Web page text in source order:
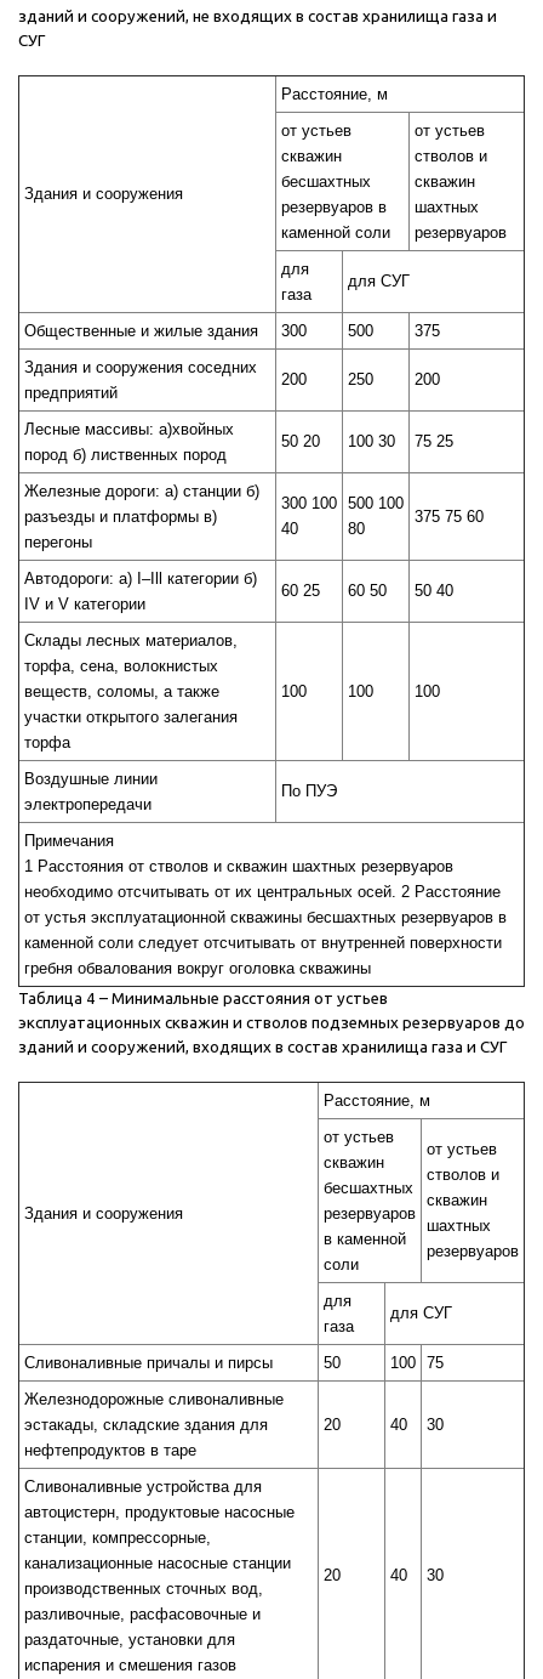
зданий и сооружений, не входящих в состав хранилища газа и
СУГ
Здания и сооружения
Расстояние, м
от устьев
скважин
бесшахтных
резервуаров в
каменной соли
от устьев
стволов и
скважин
шахтных
резервуаров
для
газа
для СУГ
Общественные и жилые здания 300 500
375
Здания и сооружения соседних
предприятий
200 250 200
Лесные массивы: а)хвойных
пород б) лиственных пород
50 20 100 30 75 25
Железные дороги: а) станции б)
разъезды и платформы в)
перегоны
300 100
40
500 100
80
375 75 60
Автодороги: a) I–Ill категории б)
IV и V категории
60 25 60 50 50 40
Склады лесных материалов,
торфа, сена, волокнистых
веществ, соломы, а также
участки открытого залегания
торфа
100 100 100
Воздушные линии
электропередачи
По ПУЭ
Примечания
1 Расстояния от стволов и скважин шахтных резервуаров
необходимо отсчитывать от их центральных осей. 2 Расстояние
от устья эксплуатационной скважины бесшахтных резервуаров в
каменной соли следует отсчитывать от внутренней поверхности
гребня обвалования вокруг оголовка скважины
Таблица 4 – Минимальные расстояния от устьев
эксплуатационных скважин и стволов подземных резервуаров до
зданий и сооружений, входящих в состав хранилища газа и СУГ
Здания и сооружения
Расстояние, м
от устьев
скважин
бесшахтных
резервуаров
в каменной
соли
от устьев
стволов и
скважин
шахтных
резервуаров
для
газа
для СУГ
Сливоналивные причалы и пирсы 50 100 75
Железнодорожные сливоналивные
эстакады, складские здания для
нефтепродуктов в таре
20 40 30
Сливоналивные устройства для
автоцистерн, продуктовые насосные
станции, компрессорные,
канализационные насосные станции
производственных сточных вод,
разливочные, расфасовочные и
раздаточные, установки для
испарения и смешения газов
20 40 30